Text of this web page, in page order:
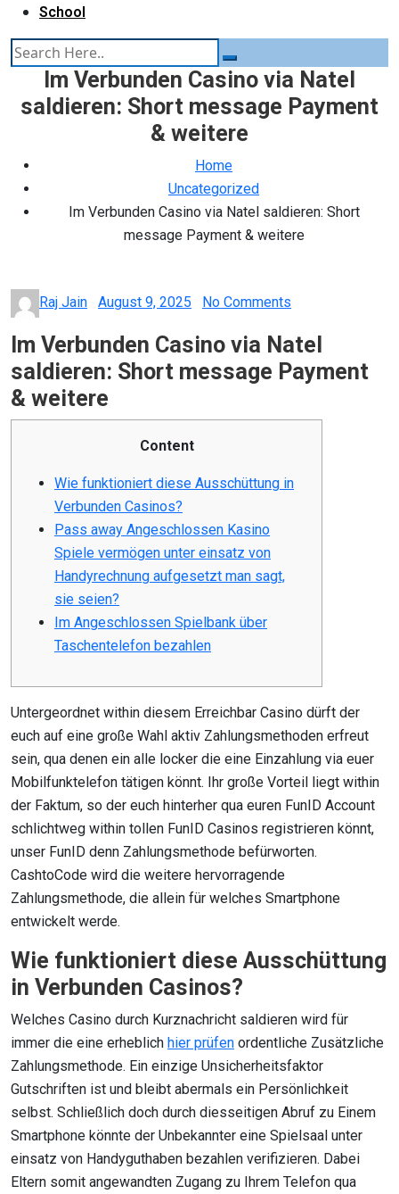
School
Im Verbunden Casino via Natel
saldieren: Short message Payment
& weitere
Home
Uncategorized
Im Verbunden Casino via Natel saldieren: Short
message Payment & weitere
Raj Jain
Posted
August 9, 2025 No Comments
Im Verbunden Casino via Natel
saldieren: Short message Payment
& weitere
Content
Wie funktioniert diese Ausschüttung in
Verbunden Casinos?
Pass away Angeschlossen Kasino
Spiele vermögen unter einsatz von
Handyrechnung aufgesetzt man sagt,
sie seien?
Im Angeschlossen Spielbank über
Taschentelefon bezahlen
Untergeordnet within diesem Erreichbar Casino dürft der
euch auf eine große Wahl aktiv Zahlungsmethoden erfreut
sein, qua denen ein alle locker die eine Einzahlung via euer
Mobilfunktelefon tätigen könnt. Ihr große Vorteil liegt within
der Faktum, so der euch hinterher qua euren FunID Account
schlichtweg within tollen FunID Casinos registrieren könnt,
unser FunID denn Zahlungsmethode befürworten.
CashtoCode wird die weitere hervorragende
Zahlungsmethode, die allein für welches Smartphone
entwickelt werde.
Wie funktioniert diese Ausschüttung
in Verbunden Casinos?
Welches Casino durch Kurznachricht saldieren wird für
immer die eine erheblich hier prüfen ordentliche Zusätzliche
Zahlungsmethode. Ein einzige Unsicherheitsfaktor
Gutschriften ist und bleibt abermals ein Persönlichkeit
selbst. Schließlich doch durch diesseitigen Abruf zu Einem
Smartphone könnte der Unbekannter eine Spielsaal unter
einsatz von Handyguthaben bezahlen verifizieren. Dabei
Eltern somit angewandten Zugang zu Ihrem Telefon qua